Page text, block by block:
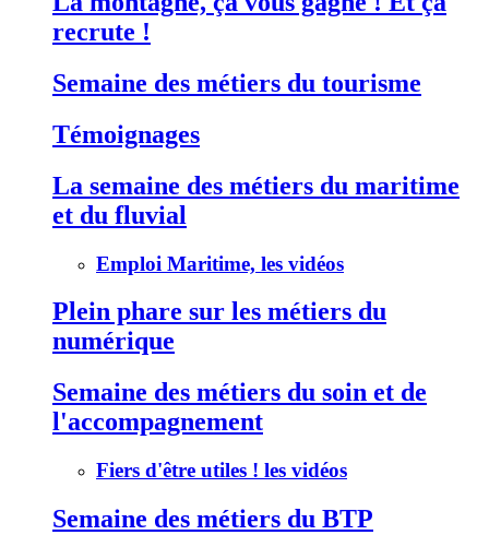
recrute !
Semaine des métiers du tourisme
Témoignages
La semaine des métiers du maritime
et du fluvial
Emploi Maritime, les vidéos
Plein phare sur les métiers du
numérique
Semaine des métiers du soin et de
l'accompagnement
Fiers d'être utiles ! les vidéos
Semaine des métiers du BTP